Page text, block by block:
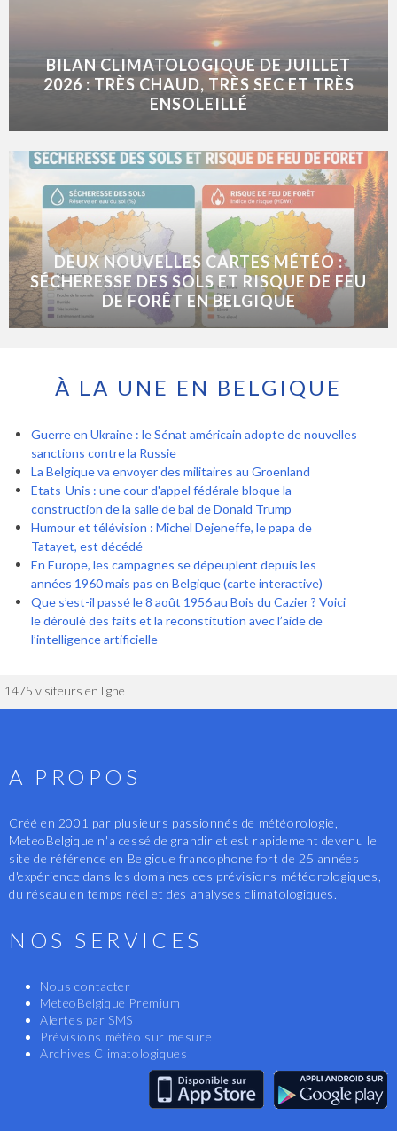
BILAN CLIMATOLOGIQUE DE JUILLET
2026 : TRÈS CHAUD, TRÈS SEC ET TRÈS
ENSOLEILLÉ
DEUX NOUVELLES CARTES MÉTÉO :
SÉCHERESSE DES SOLS ET RISQUE DE FEU
DE FORÊT EN BELGIQUE
À LA UNE EN BELGIQUE
Guerre en Ukraine : le Sénat américain adopte de nouvelles
sanctions contre la Russie
La Belgique va envoyer des militaires au Groenland
Etats-Unis : une cour d'appel fédérale bloque la
construction de la salle de bal de Donald Trump
Humour et télévision : Michel Dejeneffe, le papa de
Tatayet, est décédé
En Europe, les campagnes se dépeuplent depuis les
années 1960 mais pas en Belgique (carte interactive)
Que s’est-il passé le 8 août 1956 au Bois du Cazier ? Voici
le déroulé des faits et la reconstitution avec l’aide de
l’intelligence artificielle
1475 visiteurs en ligne
A PROPOS
Créé en 2001 par plusieurs passionnés de météorologie,
MeteoBelgique n'a cessé de grandir et est rapidement devenu le
site de référence en Belgique francophone fort de 25 années
d'expérience dans les domaines des prévisions météorologiques,
du réseau en temps réel et des analyses climatologiques.
NOS SERVICES
Nous contacter
MeteoBelgique Premium
Alertes par SMS
Prévisions météo sur mesure
Archives Climatologiques